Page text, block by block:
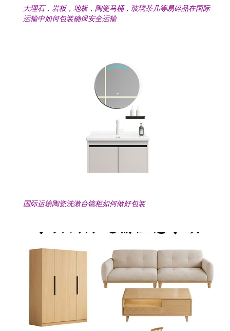
大理石，岩板，地板，陶瓷马桶，玻璃茶几等易碎品在国际
运输中如何包装确保安全运输
国际运输陶瓷洗漱台镜柜如何做好包装